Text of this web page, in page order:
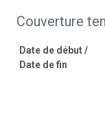
Couverture
Date de début /
Date de fin